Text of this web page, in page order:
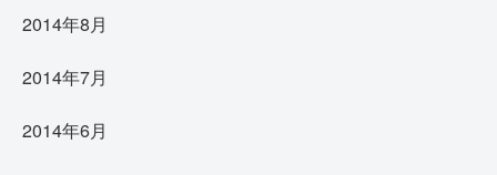
2014年8月
2014年7月
2014年6月